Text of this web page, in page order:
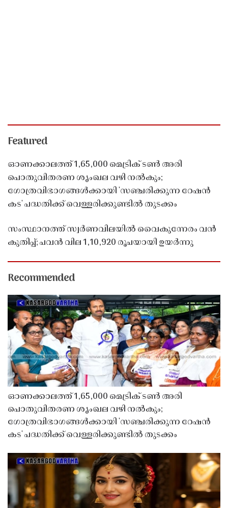
Featured
ഓണക്കാലത്ത് 1,65,000 മെട്രിക് ടൺ അരി
പൊതുവിതരണ ശൃംഖല വഴി നൽകും;
ഗോത്രവിഭാഗങ്ങൾക്കായി 'സഞ്ചരിക്കുന്ന റേഷൻ
കട' പദ്ധതിക്ക് വെള്ളരിക്കുണ്ടിൽ തുടക്കം
സംസ്ഥാനത്ത് സ്വർണവിലയിൽ വൈകുന്നേരം വൻ
കുതിപ്പ്; പവൻ വില 1,10,920 രൂപയായി ഉയർന്നു
Recommended
ഓണക്കാലത്ത് 1,65,000 മെട്രിക് ടൺ അരി
പൊതുവിതരണ ശൃംഖല വഴി നൽകും;
ഗോത്രവിഭാഗങ്ങൾക്കായി 'സഞ്ചരിക്കുന്ന റേഷൻ
കട' പദ്ധതിക്ക് വെള്ളരിക്കുണ്ടിൽ തുടക്കം